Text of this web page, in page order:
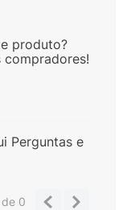
produto?
Perguntas e
de 0